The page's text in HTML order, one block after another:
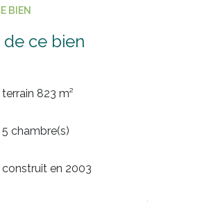
BIEN
ce bien
terrain 823 m²
5 chambre(s)
construit en 2003
Chauffage central : air pulsé (pompe à